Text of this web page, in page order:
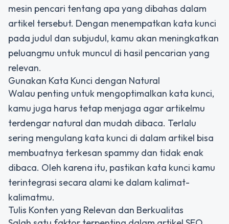
mesin pencari tentang apa yang dibahas dalam
artikel tersebut. Dengan menempatkan kata kunci
pada judul dan subjudul, kamu akan meningkatkan
peluangmu untuk muncul di hasil pencarian yang
relevan.
Gunakan Kata Kunci dengan Natural
Walau penting untuk mengoptimalkan kata kunci,
kamu juga harus tetap menjaga agar artikelmu
terdengar natural dan mudah dibaca. Terlalu
sering mengulang kata kunci di dalam artikel bisa
membuatnya terkesan spammy dan tidak enak
dibaca. Oleh karena itu, pastikan kata kunci kamu
terintegrasi secara alami ke dalam kalimat-
kalimatmu.
Tulis Konten yang Relevan dan Berkualitas